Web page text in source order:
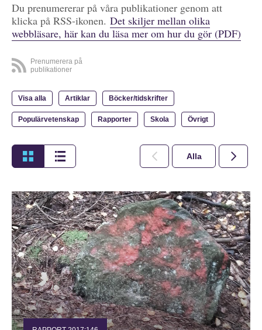
Du prenumererar på våra publikationer genom att
klicka på RSS-ikonen. Det skiljer mellan olika
webbläsare, här kan du läsa mer om hur du gör (PDF)
Prenumerera på
publikationer
Visa alla Artiklar Böcker/tidskrifter
Populärvetenskap Rapporter Skola Övrigt
Alla 2026